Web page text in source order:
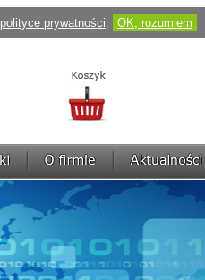
polityce prywatności. OK, rozumiem